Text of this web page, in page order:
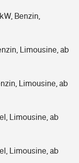
Benzin,
Limousine, ab
Limousine, ab
Limousine, ab
Limousine, ab